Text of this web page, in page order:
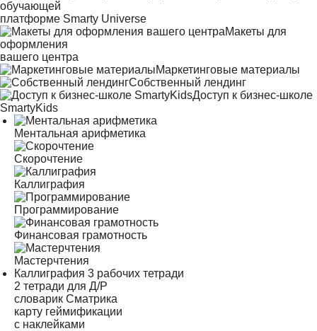
обучающей
платформе Smarty Universe
Макеты для
оформления
вашего центра
Маркетинговые материалы
Собственный лендинг
Доступ к бизнес-школе
SmartyKids
Ментальная арифметика
Скорочтение
Каллиграфия
Программирование
Финансовая грамотность
Мастерчтения
Каллиграфия 3 рабочих тетради
2 тетради для Д/Р
словарик Сматрика
карту геймификации
с наклейками